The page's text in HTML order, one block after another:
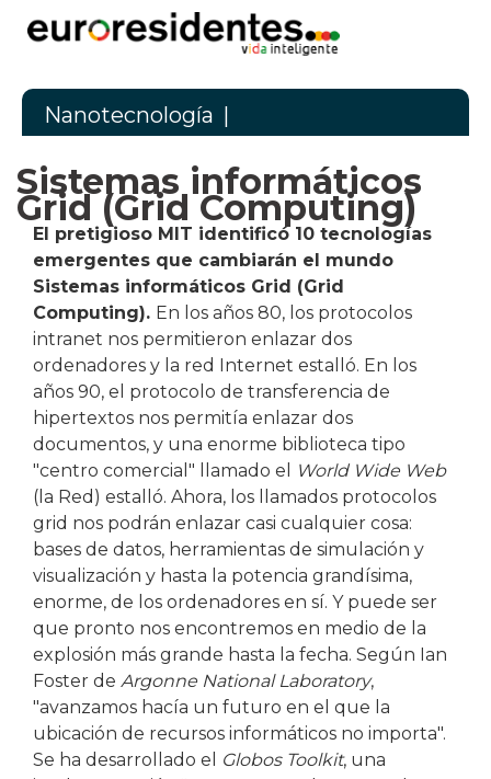
Nanotecnología
Sistemas informáticos
Grid (Grid Computing)
El pretigioso MIT identificó 10 tecnologías
emergentes que cambiarán el mundo
Sistemas informáticos Grid (Grid
Computing). En los años 80, los protocolos
intranet nos permitieron enlazar dos
ordenadores y la red Internet estalló. En los
años 90, el protocolo de transferencia de
hipertextos nos permitía enlazar dos
documentos, y una enorme biblioteca tipo
"centro comercial" llamado el
World Wide Web
(la Red) estalló. Ahora, los llamados protocolos
grid nos podrán enlazar casi cualquier cosa:
bases de datos, herramientas de simulación y
visualización y hasta la potencia grandísima,
enorme, de los ordenadores en sí. Y puede ser
que pronto nos encontremos en medio de la
explosión más grande hasta la fecha. Según Ian
Foster de Argonne National Laboratory,
"avanzamos hacía un futuro en el que la
ubicación de recursos informáticos no importa".
Se ha desarrollado el
Globos Toolkit, una